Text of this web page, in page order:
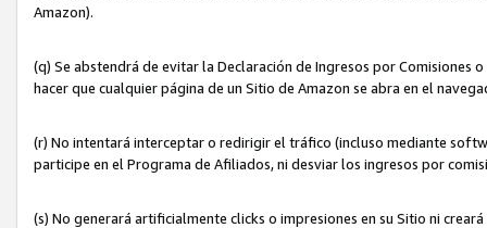
Amazon).
(q) Se abstendrá de evitar la Declaración de Ingresos por
hacer que cualquier página de un Sitio de Amazon se abra en el
(r) No intentará interceptar o redirigir el tráfico (incluso mediante
participe en el Programa de Afiliados, ni desviar los ingresos por
(s) No generará artificialmente clicks o impresiones en su Sitio ni